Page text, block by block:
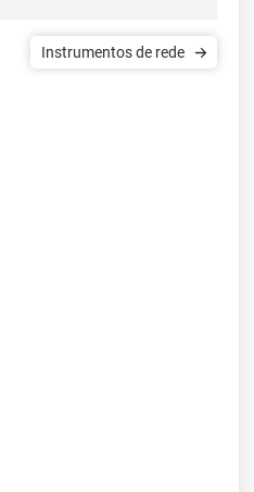
Instrumentos de rede